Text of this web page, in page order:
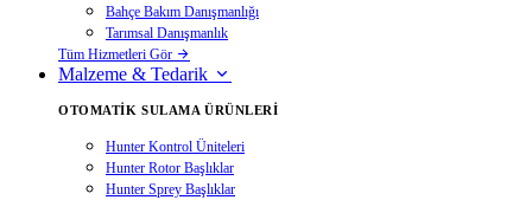
Bahçe Bakım Danışmanlığı
Tarımsal Danışmanlık
Tüm Hizmetleri Gör
Malzeme & Tedarik
OTOMATIK SULAMA ÜRÜNLERI
Hunter Kontrol Üniteleri
Hunter Rotor Başlıklar
Hunter Sprey Başlıklar